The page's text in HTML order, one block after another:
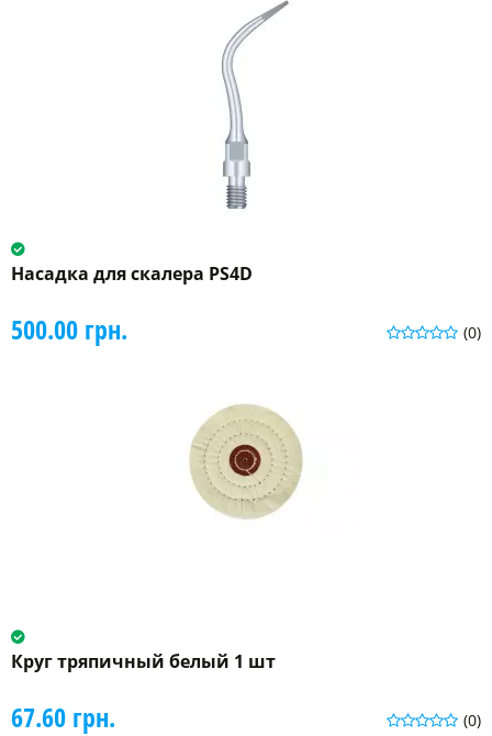
Насадка для скалера PS4D
(0)
500.00 грн.
Круг тряпичный белый 1 шт
(0)
67.60 грн.